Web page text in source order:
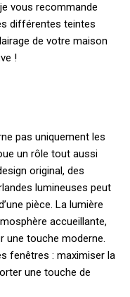
vous recommande
différentes teintes
de votre maison
!
pas uniquement les
un rôle tout aussi
original, des
lumineuses peut
pièce. La lumière
accueillante,
une touche moderne.
fenêtres : maximiser la
une touche de